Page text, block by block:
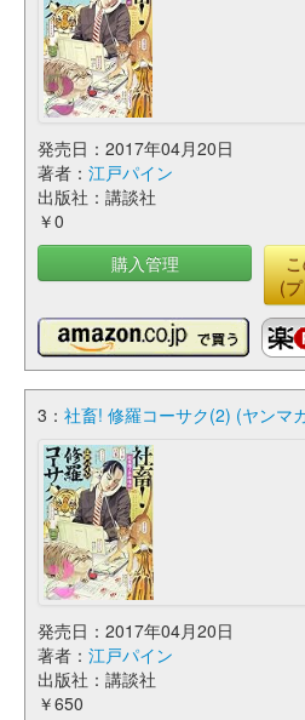
発売日：2017年04月20日
著者： 江戸パイン
出版社：講談社
￥0
購入管理
(
3： 社畜! 修羅コーサク(2) (ヤンマ
発売日：2017年04月20日
著者： 江戸パイン
出版社：講談社
￥650